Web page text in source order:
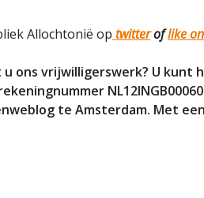
Allochtonië op twitteroflike
u ons vrijwilligerswerk? U
te Amsterdam. Met